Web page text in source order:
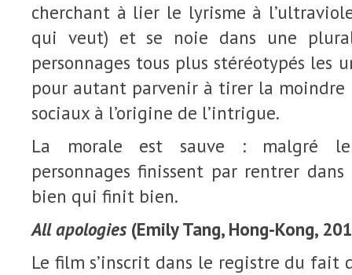
cherchant à lier le lyrisme à
qui veut) et se noie dans une
personnages tous plus stéréotypés les
pour autant parvenir à tirer la moindre
sociaux à l’origine de l’intrigue.
La morale est sauve : malgré
personnages finissent par rentrer
bien qui finit bien.
All apologies (Emily Tang, Hong-Kong,
Le film s’inscrit dans le registre du fait